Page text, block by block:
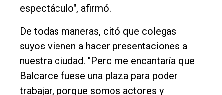
espectáculo", afirmó.
De todas maneras, citó que colegas
suyos vienen a hacer presentaciones a
nuestra ciudad. "Pero me encantaría que
Balcarce fuese una plaza para poder
trabajar, porque somos actores y